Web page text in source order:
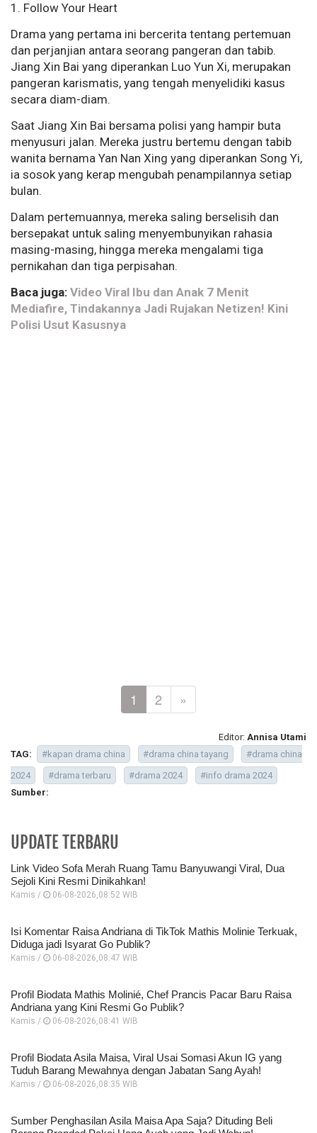
1. Follow Your Heart
Drama yang pertama ini bercerita tentang pertemuan
dan perjanjian antara seorang pangeran dan tabib.
Jiang Xin Bai yang diperankan Luo Yun Xi, merupakan
pangeran karismatis, yang tengah menyelidiki kasus
secara diam-diam.
Saat Jiang Xin Bai bersama polisi yang hampir buta
menyusuri jalan. Mereka justru bertemu dengan tabib
wanita bernama Yan Nan Xing yang diperankan Song Yi,
ia sosok yang kerap mengubah penampilannya setiap
bulan.
Dalam pertemuannya, mereka saling berselisih dan
bersepakat untuk saling menyembunyikan rahasia
masing-masing, hingga mereka mengalami tiga
pernikahan dan tiga perpisahan.
Baca juga: Video Viral Ibu dan Anak 7 Menit
Mediafire, Tindakannya Jadi Rujakan Netizen! Kini
Polisi Usut Kasusnya
1 2 »
Editor: Annisa Utami
TAG:
#kapan drama china #drama china tayang
#drama china
2024
#drama terbaru #drama 2024
#info drama 2024
Sumber:
UPDATE TERBARU
Link Video Sofa Merah Ruang Tamu Banyuwangi Viral, Dua
Sejoli Kini Resmi Dinikahkan!
Kamis / 06-08-2026,08:52 WIB
Isi Komentar Raisa Andriana di TikTok Mathis Molinie Terkuak,
Diduga jadi Isyarat Go Publik?
Kamis / 06-08-2026,08:47 WIB
Profil Biodata Mathis Molinié, Chef Prancis Pacar Baru Raisa
Andriana yang Kini Resmi Go Publik?
Kamis / 06-08-2026,08:41 WIB
Profil Biodata Asila Maisa, Viral Usai Somasi Akun IG yang
Tuduh Barang Mewahnya dengan Jabatan Sang Ayah!
Kamis / 06-08-2026,08:35 WIB
Sumber Penghasilan Asila Maisa Apa Saja? Dituding Beli